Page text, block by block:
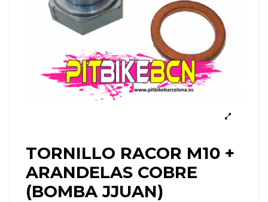
TORNILLO RACOR M10 +
ARANDELAS COBRE
(BOMBA JJUAN)